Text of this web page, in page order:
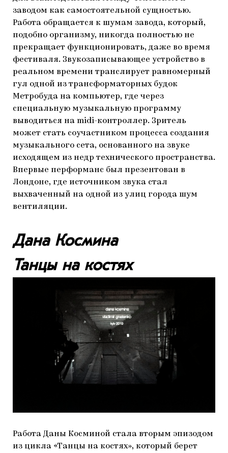
заводом как самостоятельной сущностью.
Работа обращается к шумам завода, который,
подобно организму, никогда полностью не
прекращает функционировать, даже во время
фестиваля. Звукозаписывающее устройство в
реальном времени транслирует равномерный
гул одной из трансформаторных будок
Метробуда на компьютер, где через
специальную музыкальную программу
выводиться на midi-контроллер. Зритель
может стать соучастником процесса создания
музыкального сета, основанного на звуке
исходящем из недр технического пространства.
Впервые перформанс был презентован в
Лондоне, где источником звука стал
выхваченный на одной из улиц города шум
вентиляции.
Дана Космина
Танцы на костях
Работа Даны Косминой стала вторым эпизодом
из цикла «Танцы на костях», который берет